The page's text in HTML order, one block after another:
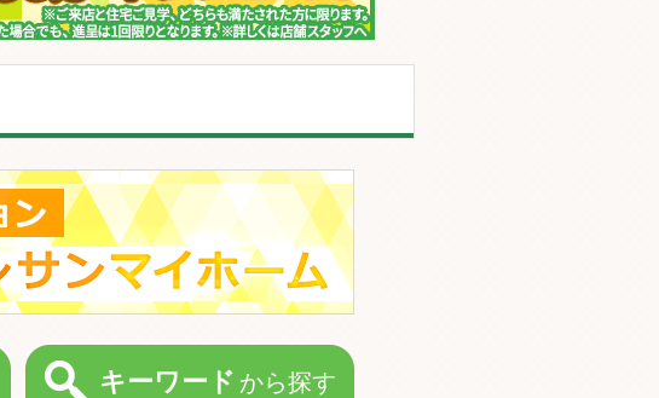
キーワード から探す